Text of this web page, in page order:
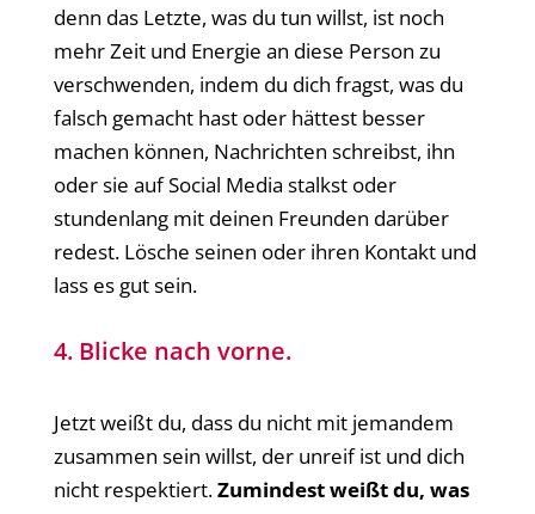
denn das Letzte, was du tun willst, ist noch
mehr Zeit und Energie an diese Person zu
verschwenden, indem du dich fragst, was du
falsch gemacht hast oder hättest besser
machen können, Nachrichten schreibst, ihn
oder sie auf Social Media stalkst oder
stundenlang mit deinen Freunden darüber
redest. Lösche seinen oder ihren Kontakt und
lass es gut sein.
4. Blicke nach vorne.
Jetzt weißt du, dass du nicht mit jemandem
zusammen sein willst, der unreif ist und dich
nicht respektiert.Zumindest weißt du, was